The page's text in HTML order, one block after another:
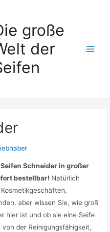
große
der
Schneider in großer
bestellbar! Natürlich
aber wissen Sie, wie groß
hier ist und ob sie eine Seife
der Reinigungsfähigkeit,